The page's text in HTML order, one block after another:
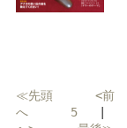
≪先頭
<前
へ
5|